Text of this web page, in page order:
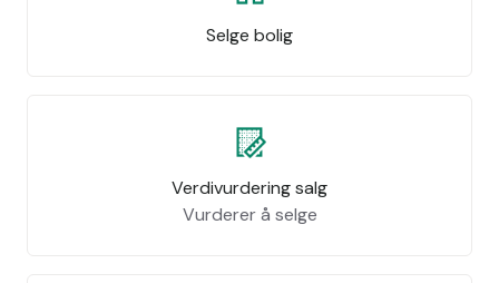
Selge bolig
Verdivurdering salg
Vurderer å selge